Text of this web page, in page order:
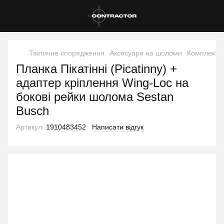
Тактичне спорядження Аксесуари на шоломи
Планка Пікатінні (Picatinny) +
адаптер кріплення Wing-Loc на
бокові рейки шолома Sestan
Busch
Артикул: 1910483452 Написати відгук